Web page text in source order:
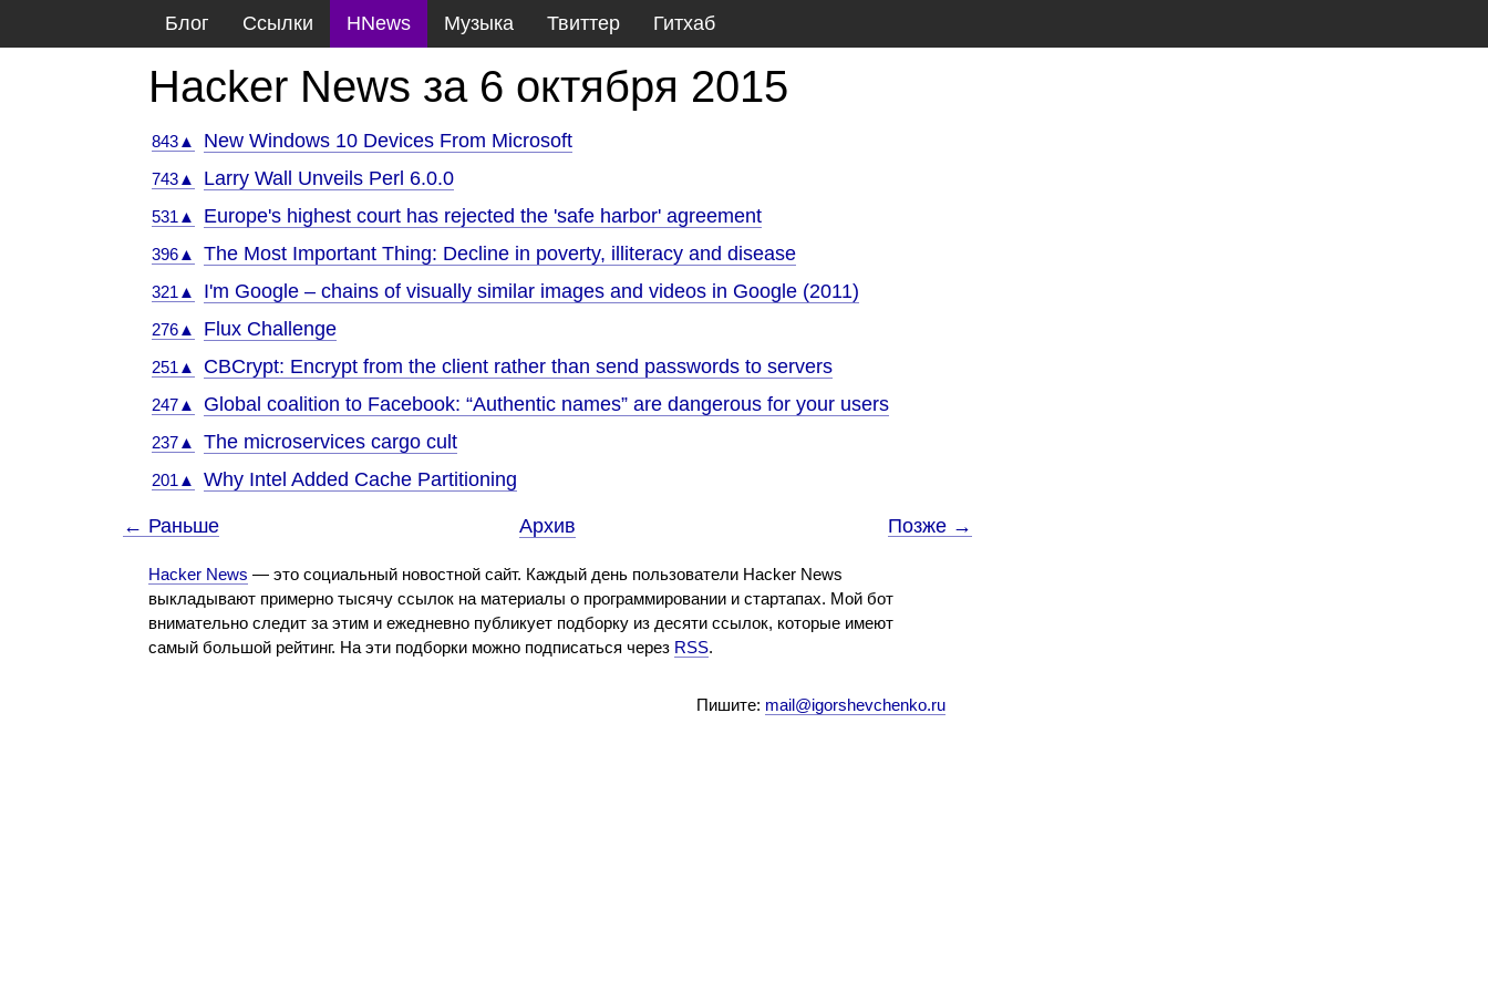
Блог Ссылки HNews Музыка Твиттер Гитхаб
Hacker News за 6 октября 2015
843▲ New Windows 10 Devices From Microsoft
743▲ Larry Wall Unveils Perl 6.0.0
531▲ Europe's highest court has rejected the 'safe harbor' agreement
396▲ The Most Important Thing: Decline in poverty, illiteracy and disease
321▲ I'm Google – chains of visually similar images and videos in Google (2011)
276▲ Flux Challenge
251▲ CBCrypt: Encrypt from the client rather than send passwords to servers
247▲ Global coalition to Facebook: “Authentic names” are dangerous for your users
237▲ The microservices cargo cult
201▲ Why Intel Added Cache Partitioning
← Раньше Архив Позже →
Hacker News — это социальный новостной сайт. Каждый день пользователи Hacker News
выкладывают примерно тысячу ссылок на материалы о программировании и стартапах. Мой бот
внимательно следит за этим и ежедневно публикует подборку из десяти ссылок, которые имеют
самый большой рейтинг. На эти подборки можно подписаться через RSS.
Пишите: mail@igorshevchenko.ru